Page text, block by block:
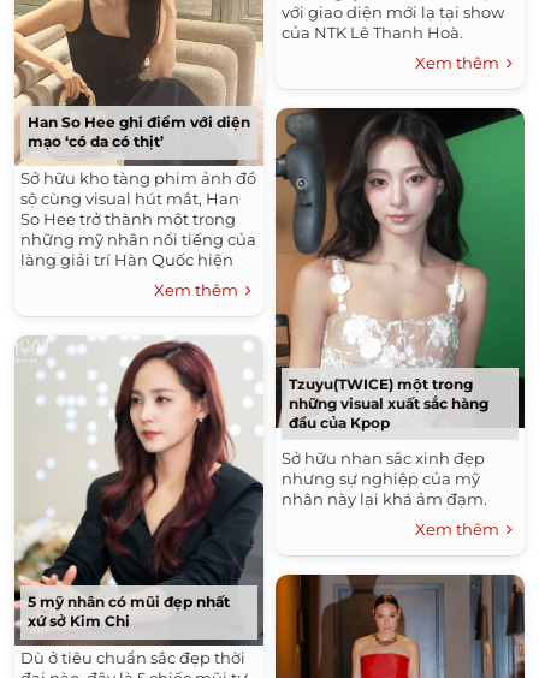
Han So Hee ghi điểm với diện
mạo ‘có da có thịt’
Sở hữu kho tàng phim ảnh đồ
sộ cùng visual hút mắt, Han
So Hee trở thành một trong
những mỹ nhân nổi tiếng của
làng giải trí Hàn Quốc hiện
Xem thêm
5 mỹ nhân có mũi đẹp nhất
xứ sở Kim Chi
Dù ở tiêu chuẩn sắc đẹp thời
với giao diện mới lạ tại show
của NTK Lê Thanh Hoà.
Xem thêm
Tzuyu(TWICE) một trong
những visual xuất sắc hàng
đầu của Kpop
Sở hữu nhan sắc xinh đẹp
nhưng sự nghiệp của mỹ
nhân này lại khá ảm đạm.
Xem thêm